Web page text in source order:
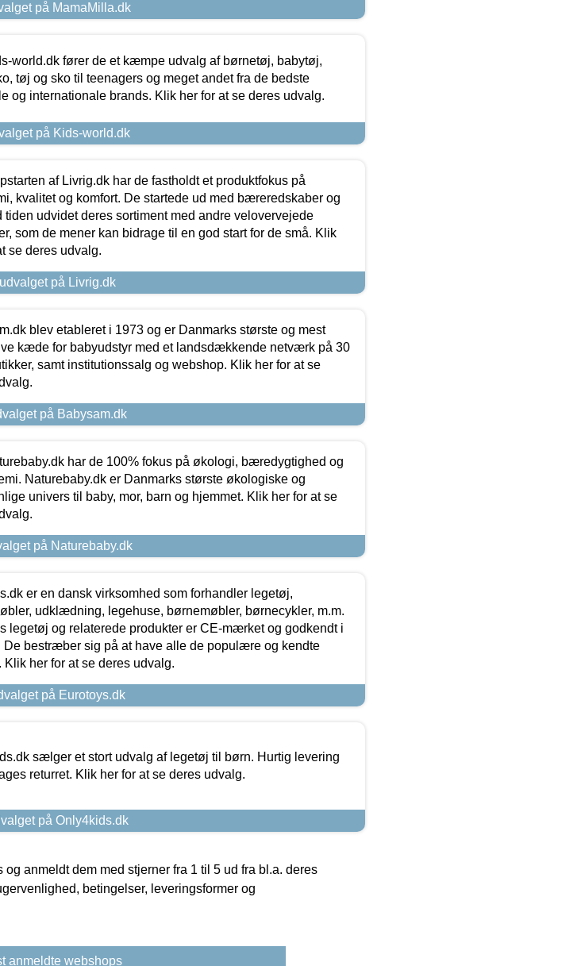
på MamaMilla.dk
world.dk fører de et kæmpe udvalg af børnetøj, babytøj,
tøj og sko til teenagers og meget andet fra de bedste
og internationale brands. Klik her for at se deres udvalg.
på Kids-world.dk
af Livrig.dk har de fastholdt et produktfokus på
kvalitet og komfort. De startede ud med bæreredskaber og
tiden udvidet deres sortiment med andre velovervejede
som de mener kan bidrage til en god start for de små. Klik
se deres udvalg.
på Livrig.dk
blev etableret i 1973 og er Danmarks største og mest
kæde for babyudstyr med et landsdækkende netværk på 30
samt institutionssalg og webshop. Klik her for at se
på Babysam.dk
har de 100% fokus på økologi, bæredygtighed og
Naturebaby.dk er Danmarks største økologiske og
univers til baby, mor, barn og hjemmet. Klik her for at se
på Naturebaby.dk
er en dansk virksomhed som forhandler legetøj,
udklædning, legehuse, børnemøbler, børnecykler, m.m.
legetøj og relaterede produkter er CE-mærket og godkendt i
De bestræber sig på at have alle de populære og kendte
Klik her for at se deres udvalg.
på Eurotoys.dk
sælger et stort udvalg af legetøj til børn. Hurtig levering
returret. Klik her for at se deres udvalg.
på Only4kids.dk
anmeldt dem med stjerner fra 1 til 5 ud fra bl.a. deres
betingelser, leveringsformer og
anmeldte webshops